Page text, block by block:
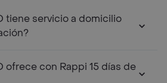
tiene servicio a domicilio
ofrece con Rappi 15 días de